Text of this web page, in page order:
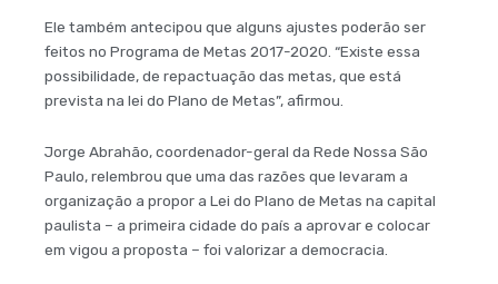
Ele também antecipou que alguns ajustes poderão ser
feitos no Programa de Metas 2017-2020. “Existe essa
possibilidade, de repactuação das metas, que está
prevista na lei do Plano de Metas”, afirmou.
Jorge Abrahão, coordenador-geral da Rede Nossa São
Paulo, relembrou que uma das razões que levaram a
organização a propor a Lei do Plano de Metas na capital
paulista – a primeira cidade do país a aprovar e colocar
em vigou a proposta – foi valorizar a democracia.